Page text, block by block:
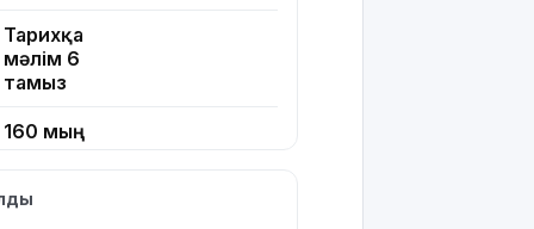
Тарихқа
мәлім 6
тамыз
160 мың
Edu